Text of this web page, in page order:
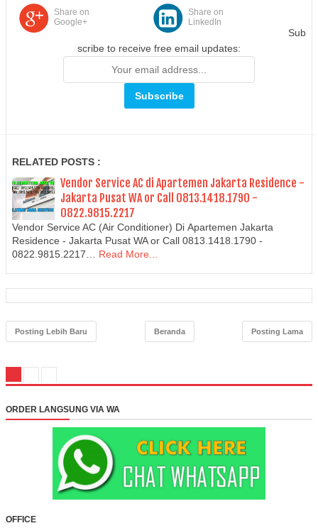
Share on
Google+
Share on
LinkedIn
Sub
scribe to receive free email updates:
RELATED POSTS :
Vendor Service AC di Apartemen Jakarta Residence -
Jakarta Pusat WA or Call 0813.1418.1790 -
0822.9815.2217
Vendor Service AC (Air Conditioner) Di Apartemen Jakarta
Residence - Jakarta Pusat WA or Call 0813.1418.1790 -
0822.9815.2217… Read More...
Posting Lebih Baru Posting Lama
Beranda
ORDER LANGSUNG VIA WA
OFFICE